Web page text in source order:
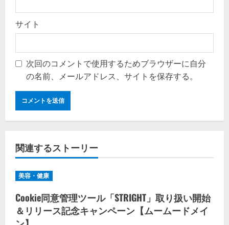
サイト
次回のコメントで使用するためブラウザーに自分
の名前、メールアドレス、サイトを保存する。
関連するストーリー
美容・健康
Cookie同意管理ツール「STRIGHT」取り扱い開始
＆リリース記念キャンペーン【ムームードメイ